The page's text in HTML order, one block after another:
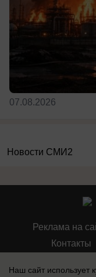
07.08.2026
Новости СМИ2
Реклама на
Контакты
Наш сайт использует